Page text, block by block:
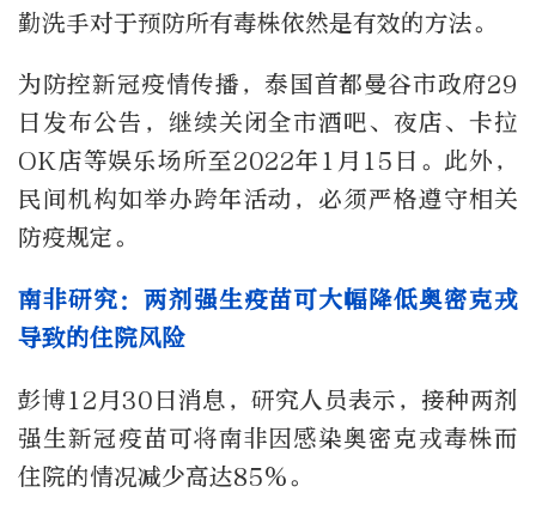
勤洗手对于预防所有毒株依然是有效的方法。
为防控新冠疫情传播，泰国首都曼谷市政府29
日发布公告，继续关闭全市酒吧、夜店、卡拉
OK店等娱乐场所至2022年1月15日。此外，
民间机构如举办跨年活动，必须严格遵守相关
防疫规定。
南非研究：两剂强生疫苗可大幅降低奥密克戎
导致的住院风险
彭博12月30日消息，研究人员表示，接种两剂
强生新冠疫苗可将南非因感染奥密克戎毒株而
住院的情况减少高达85％。